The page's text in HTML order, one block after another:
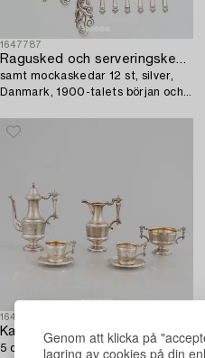
Genom att klicka på
lagring av cookies på din
1647787
Ragusked och serveringskedar 3 st,
samt mockaskedar 12 st, silver,
Danmark, 1900-talets början och
1644720
Kaffeservis,
5 delar, silver, Wien, Österrike-